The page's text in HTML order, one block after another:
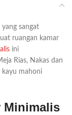
sangat
ruangan kamar
ini
Rias, Nakas dan
kayu mahoni
Minimalis